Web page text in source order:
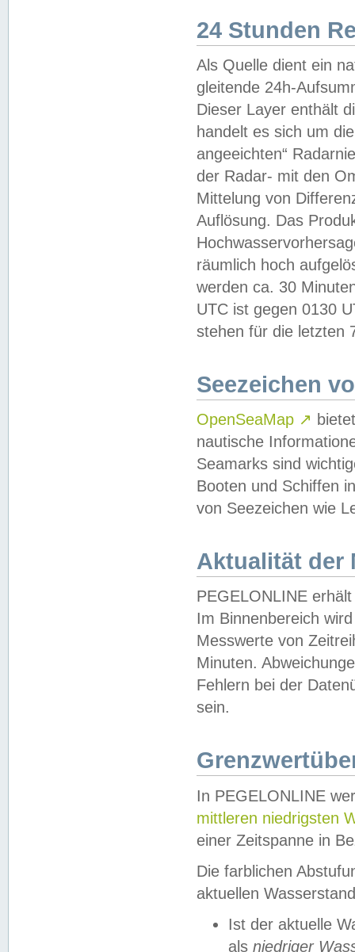
24 Stunden
Als Quelle dient ein
gleitende 24h-
Dieser Layer enthält
handelt es sich um
angeeichten“
der Radar- mit den
Mittelung von
Auflösung. Das
räumlich hoch
werden ca. 30
UTC ist gegen 0130
stehen für die letzten
Seezeichen
OpenSeaMap ↗
nautische
Seamarks sind
Booten und Schiffen
von Seezeichen wie
Aktualität der
PEGELONLINE
Im Binnenbereich
Messwerte von
Minuten.
Fehlern bei der
sein.
In PEGELONLINE
mittleren niedrigsten
einer Zeitspanne in
Die farblichen
aktuellen
Ist der aktuelle
als niedriger